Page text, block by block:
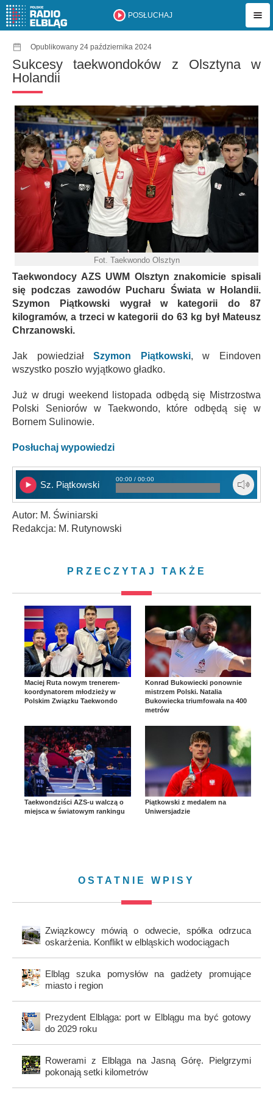
POSŁUCHAJ
Opublikowany 24 października 2024
Sukcesy taekwondoków z Olsztyna w
Holandii
Fot. Taekwondo Olsztyn
Taekwondocy AZS UWM Olsztyn znakomicie spisali
się podczas zawodów Pucharu Świata w Holandii.
Szymon Piątkowski wygrał w kategorii do 87
kilogramów, a trzeci w kategorii do 63 kg był Mateusz
Chrzanowski.
Jak powiedział Szymon Piątkowski, w Eindoven
wszystko poszło wyjątkowo gładko.
Już w drugi weekend listopada odbędą się Mistrzostwa
Polski Seniorów w Taekwondo, które odbędą się w
Bornem Sulinowie.
Posłuchaj wypowiedzi
Sz. Piątkowski
00:00 / 00:00
Autor: M. Świniarski
Redakcja: M. Rutynowski
PRZECZYTAJ TAKŻE
Maciej Ruta nowym trenerem-
koordynatorem młodzieży w
Polskim Związku Taekwondo
Konrad Bukowiecki ponownie
mistrzem Polski. Natalia
Bukowiecka triumfowała na 400
metrów
Taekwondziści AZS-u walczą o
miejsca w światowym rankingu
Piątkowski z medalem na
Uniwersjadzie
OSTATNIE WPISY
Związkowcy mówią o odwecie, spółka odrzuca
oskarżenia. Konflikt w elbląskich wodociągach
Elbląg szuka pomysłów na gadżety promujące
miasto i region
Prezydent Elbląga: port w Elblągu ma być gotowy
do 2029 roku
Rowerami z Elbląga na Jasną Górę. Pielgrzymi
pokonają setki kilometrów